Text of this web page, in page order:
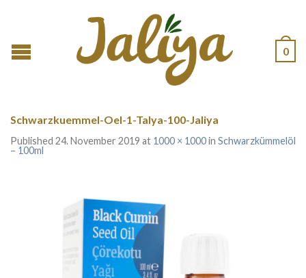
0
Schwarzkuemmel-Oel-1-Talya-100-Jaliya
Published 24. November 2019 at 1000 × 1000in Schwarzkümmelöl
– 100ml